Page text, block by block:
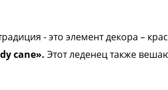
- это элемент декора –
cane». Этот леденец также